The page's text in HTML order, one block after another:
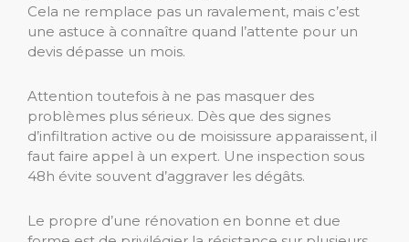
Cela ne remplace pas un ravalement, mais c’est
une astuce à connaître quand l’attente pour un
devis dépasse un mois.
Attention toutefois à ne pas masquer des
problèmes plus sérieux. Dès que des signes
d’infiltration active ou de moisissure apparaissent, il
faut faire appel à un expert. Une inspection sous
48h évite souvent d’aggraver les dégâts.
Le propre d’une rénovation en bonne et due